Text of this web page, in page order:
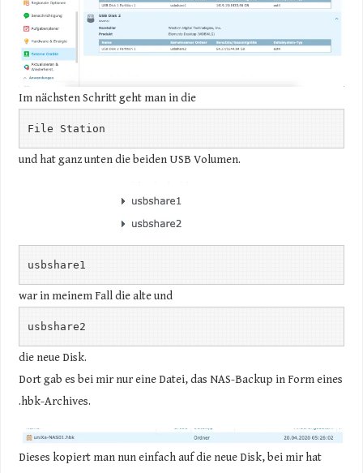
Im nächsten Schritt geht man in die
File Station
und hat ganz unten die beiden USB Volumen.
usbshare1
war in meinem Fall die alte und
usbshare2
die neue Disk.
Dort gab es bei mir nur eine Datei, das NAS-Backup in Form eines
.hbk-Archives.
Dieses kopiert man nun einfach auf die neue Disk, bei mir hat